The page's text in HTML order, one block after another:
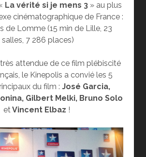
La vérité si je mens 3 » au plus
cinématographique de France :
de Lomme (15 min de Lille, 23
salles, 7 286 places)
attendue de ce film plébiscité
le Kinepolis a convié les 5
du film : José Garcia,
Gilbert Melki, Bruno Solo
etVincent Elbaz !